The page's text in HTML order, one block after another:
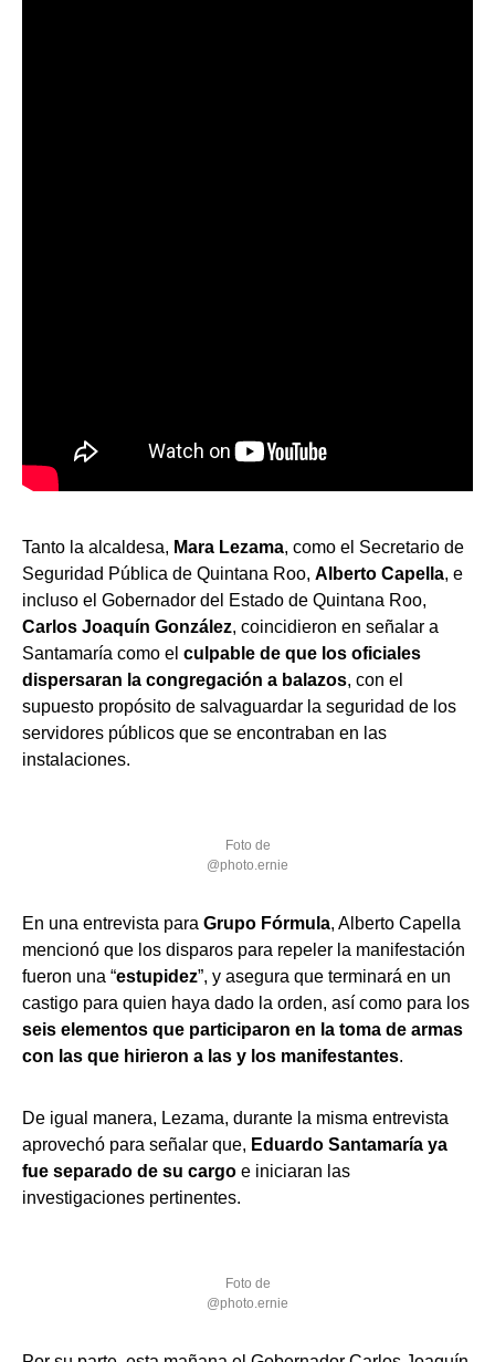
Tanto la alcaldesa, Mara Lezama, como el Secretario de
Seguridad Pública de Quintana Roo, Alberto Capella, e
incluso el Gobernador del Estado de Quintana Roo,
Carlos Joaquín González, coincidieron en señalar a
Santamaría como el culpable de que los oficiales
dispersaran la congregación a balazos, con el
supuesto propósito de salvaguardar la seguridad de los
servidores públicos que se encontraban en las
instalaciones.
Foto de
@photo.ernie
En una entrevista para Grupo Fórmula, Alberto Capella
mencionó que los disparos para repeler la manifestación
fueron una “estupidez”, y asegura que terminará en un
castigo para quien haya dado la orden, así como para los
seis elementos que participaron en la toma de armas
con las que hirieron a las y los manifestantes.
De igual manera, Lezama, durante la misma entrevista
aprovechó para señalar que, Eduardo Santamaría ya
fue separado de su cargo e iniciaran las
investigaciones pertinentes.
Foto de
@photo.ernie